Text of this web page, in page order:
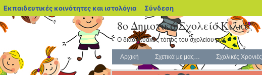
Εκπαιδευτικές κοινότητες και ιστολόγια blogs.sch.gr
Σύνδεση
8o Δημοτικό Σχολείο Κιλκίς
Ο διαδικτυακός τόπος του σχολείου μας
Αρχική Σχετικά με μας… Σχολικές Χρονιές